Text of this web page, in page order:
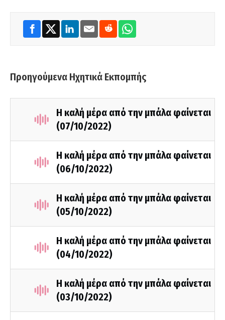
Προηγούμενα Ηχητικά Εκπομπής
Η καλή μέρα από την μπάλα φαίνεται
(07/10/2022)
Η καλή μέρα από την μπάλα φαίνεται
(06/10/2022)
Η καλή μέρα από την μπάλα φαίνεται
(05/10/2022)
Η καλή μέρα από την μπάλα φαίνεται
(04/10/2022)
Η καλή μέρα από την μπάλα φαίνεται
(03/10/2022)